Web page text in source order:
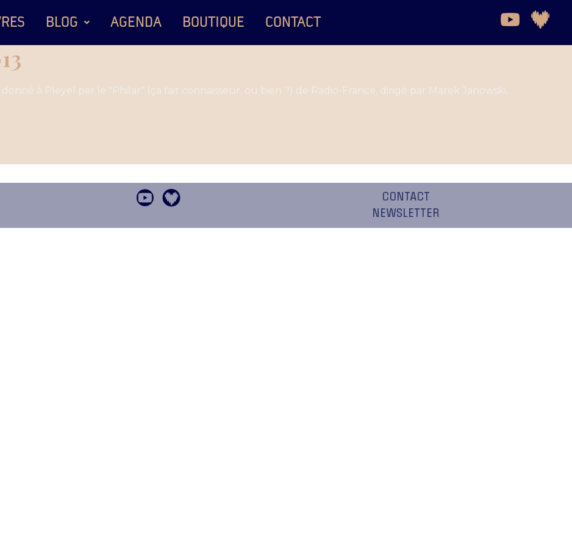
BLOG AGENDA BOUTIQUE CONTACT
à Pleyel par le "Philar" (ça fait connaisseur, ou bien ?) de Radio-France, dirigé par Marek Janowski,
CONTACT
NEWSLETTER